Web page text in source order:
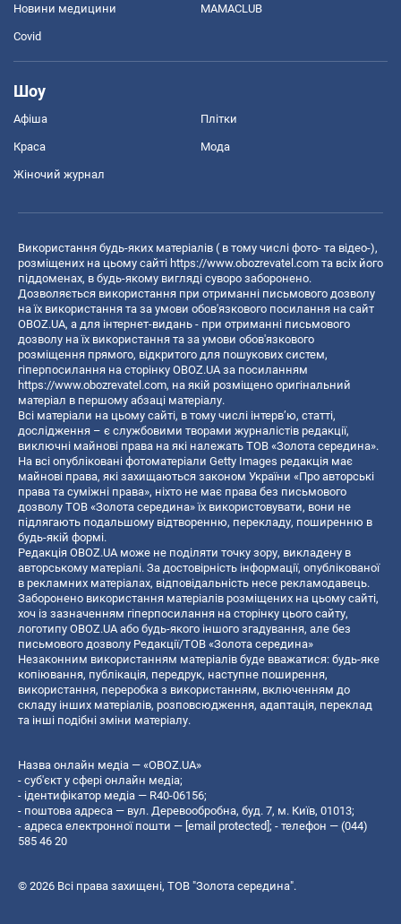
Новини медицини MAMACLUB
Covid
Шоу
Афіша Плітки
Краса Мода
Жіночий журнал
Використання будь-яких матеріалів ( в тому числі фото- та відео-),
розміщених на цьому сайті https://www.obozrevatel.com та всіх його
піддоменах, в будь-якому вигляді суворо заборонено.
Дозволяється використання при отриманні письмового дозволу
на їх використання та за умови обов'язкового посилання на сайт
OBOZ.UA, а для інтернет-видань - при отриманні письмового
дозволу на їх використання та за умови обов'язкового
розміщення прямого, відкритого для пошукових систем,
гіперпосилання на сторінку OBOZ.UA за посиланням
https://www.obozrevatel.com, на якій розміщено оригінальний
матеріал в першому абзаці матеріалу.
Всі матеріали на цьому сайті, в тому числі інтерв’ю, статті,
дослідження – є службовими творами журналістів редакції,
виключні майнові права на які належать ТОВ «Золота середина».
На всі опубліковані фотоматеріали Getty Images редакція має
майнові права, які захищаються законом України «Про авторські
права та суміжні права», ніхто не має права без письмового
дозволу ТОВ «Золота середина» їх використовувати, вони не
підлягають подальшому відтворенню, перекладу, поширенню в
будь-якій формі.
Редакція OBOZ.UA може не поділяти точку зору, викладену в
авторському матеріалі. За достовірність інформації, опублікованої
в рекламних матеріалах, відповідальність несе рекламодавець.
Заборонено використання матеріалів розміщених на цьому сайті,
хоч із зазначенням гіперпосилання на сторінку цього сайту,
логотипу OBOZ.UA або будь-якого іншого згадування, але без
письмового дозволу Редакції/ТОВ «Золота середина»
Незаконним використанням матеріалів буде вважатися: будь-яке
копiювання, публiкацiя, передрук, наступне поширення,
використання, переробка з використанням, включенням до
складу інших матеріалів, розповсюдження, адаптація, переклад
та інші подібні зміни матеріалу.
Назва онлайн медіа — «OBOZ.UA»
- суб'єкт у сфері онлайн медіа;
- ідентифікатор медіа — R40-06156;
- поштова адреса — вул. Деревообробна, буд. 7, м. Київ, 01013;
- адреса електронної пошти — [email protected]; - телефон — (044)
585 46 20
© 2026 Всі права захищені, ТОВ "Золота середина".